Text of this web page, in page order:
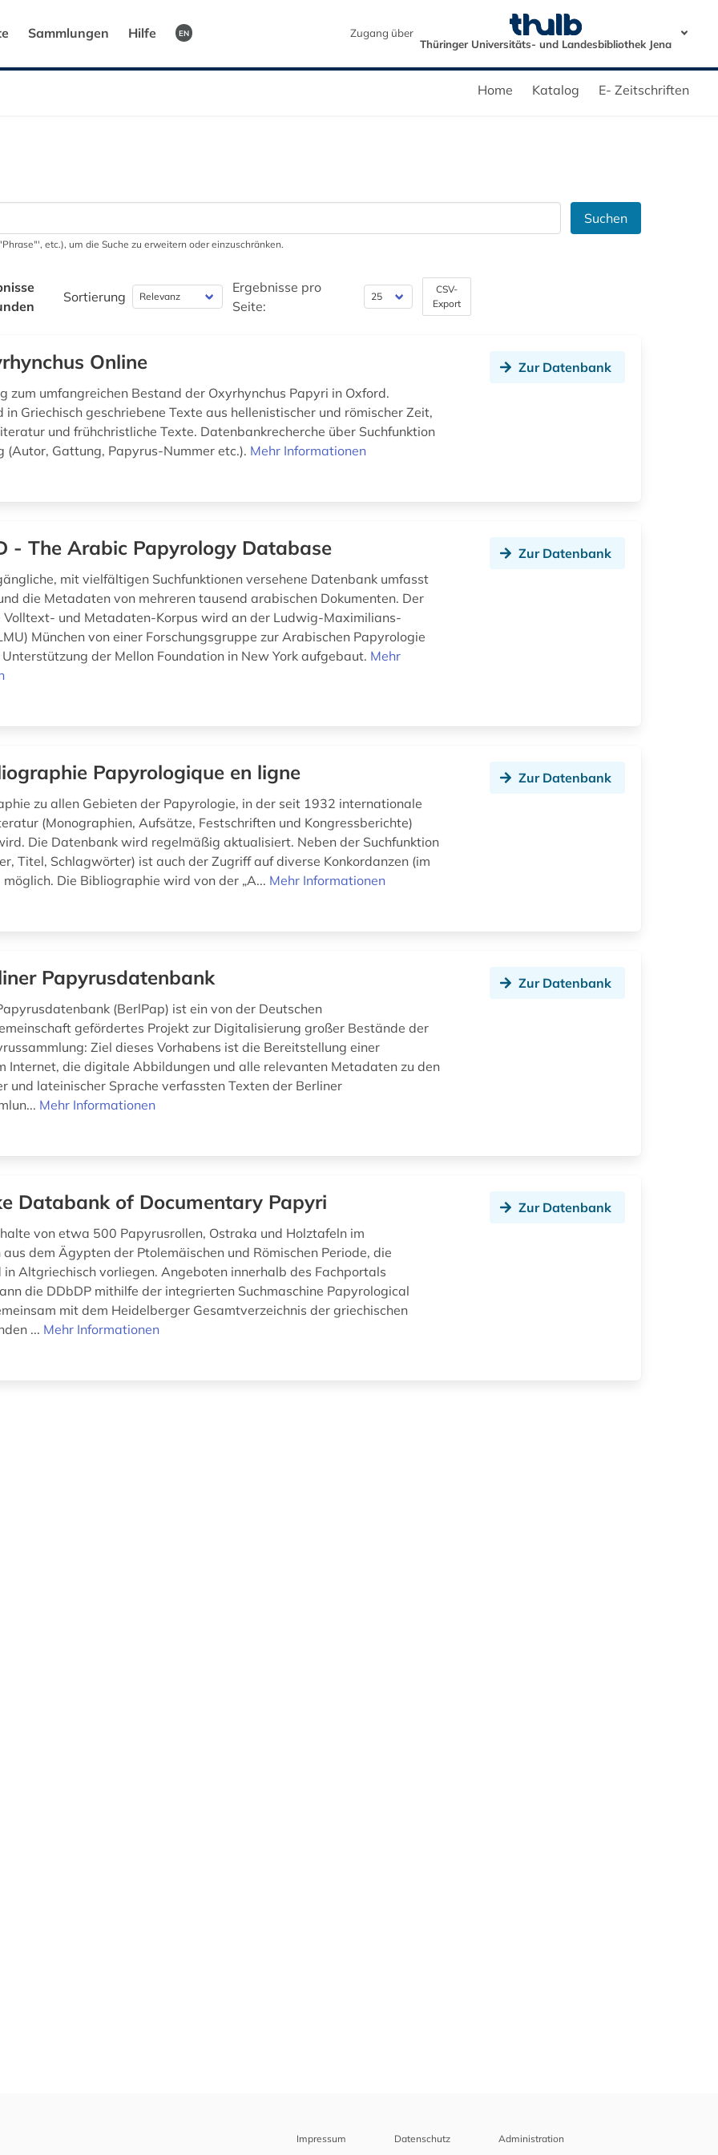
Sammlungen Hilfe EN
Zugang über
Thüringer Universitäts- und Landesbibliothek Jena
Home Katalog E- Zeitschriften
Suchen
etc.), um die Suche zu erweitern oder einzuschränken.
Sortierung
Ergebnisse pro
Seite:
CSV-
Export
Online
zum umfangreichen Bestand der Oxyrhynchus Papyri in Oxford.
in Griechisch geschriebene Texte aus hellenistischer und römischer Zeit,
und frühchristliche Texte. Datenbankrecherche über Suchfunktion
(Autor, Gattung, Papyrus-Nummer etc.). Mehr Informationen
Zur Datenbank
- The Arabic Papyrology Database
mit vielfältigen Suchfunktionen versehene Datenbank umfasst
die Metadaten von mehreren tausend arabischen Dokumenten. Der
Volltext- und Metadaten-Korpus wird an der Ludwig-Maximilians-
München von einer Forschungsgruppe zur Arabischen Papyrologie
der Mellon Foundation in New York aufgebaut. Mehr
Zur Datenbank
Papyrologique en ligne
zu allen Gebieten der Papyrologie, in der seit 1932 internationale
(Monographien, Aufsätze, Festschriften und Kongressberichte)
Die Datenbank wird regelmäßig aktualisiert. Neben der Suchfunktion
Titel, Schlagwörter) ist auch der Zugriff auf diverse Konkordanzen (im
Die Bibliographie wird von der „A... Mehr Informationen
Zur Datenbank
Papyrusdatenbank
(BerlPap) ist ein von der Deutschen
gefördertes Projekt zur Digitalisierung großer Bestände der
Ziel dieses Vorhabens ist die Bereitstellung einer
Internet, die digitale Abbildungen und alle relevanten Metadaten zu den
und lateinischer Sprache verfassten Texten der Berliner
Mehr Informationen
Zur Datenbank
Databank of Documentary Papyri
von etwa 500 Papyrusrollen, Ostraka und Holztafeln im
dem Ägypten der Ptolemäischen und Römischen Periode, die
Altgriechisch vorliegen. Angeboten innerhalb des Fachportals
die DDbDP mithilfe der integrierten Suchmaschine Papyrological
mit dem Heidelberger Gesamtverzeichnis der griechischen
... Mehr Informationen
Zur Datenbank
Impressum Datenschutz Administration